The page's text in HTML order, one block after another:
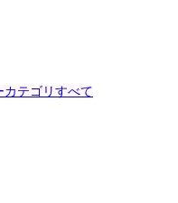
カテゴリすべて